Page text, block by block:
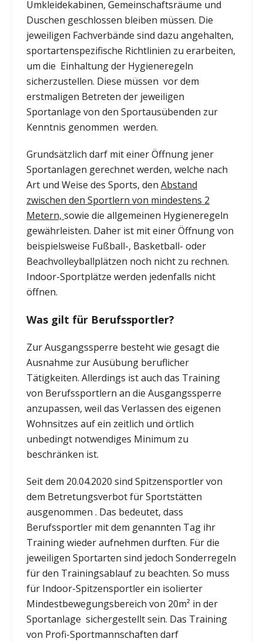
Umkleidekabinen, Gemeinschaftsräume und
Duschen geschlossen bleiben müssen. Die
jeweiligen Fachverbände sind dazu angehalten,
sportartenspezifische Richtlinien zu erarbeiten,
um die Einhaltung der Hygieneregeln
sicherzustellen. Diese müssen vor dem
erstmaligen Betreten der jeweiligen
Sportanlage von den Sportausübenden zur
Kenntnis genommen werden.
Grundsätzlich darf mit einer Öffnung jener
Sportanlagen gerechnet werden, welche nach
Art und Weise des Sports, den Abstand
zwischen den Sportlern von mindestens 2
Metern, sowie die allgemeinen Hygieneregeln
gewährleisten. Daher ist mit einer Öffnung von
beispielsweise Fußball-, Basketball- oder
Beachvolleyballplätzen noch nicht zu rechnen.
Indoor-Sportplätze werden jedenfalls nicht
öffnen.
Was gilt für Berufssportler?
Zur Ausgangssperre besteht wie gesagt die
Ausnahme zur Ausübung beruflicher
Tätigkeiten. Allerdings ist auch das Training
von Berufssportlern an die Ausgangssperre
anzupassen, weil das Verlassen des eigenen
Wohnsitzes auf ein zeitlich und örtlich
unbedingt notwendiges Minimum zu
beschränken ist.
Seit dem 20.04.2020 sind Spitzensportler von
dem Betretungsverbot für Sportstätten
ausgenommen . Das bedeutet, dass
Berufssportler mit dem genannten Tag ihr
Training wieder aufnehmen durften. Für die
jeweiligen Sportarten sind jedoch Sonderregeln
für den Trainingsablauf zu beachten. So muss
für Indoor-Spitzensportler ein isolierter
Mindestbewegungsbereich von 20m² in der
Sportanlage sichergestellt sein. Das Training
von Profi-Sportmannschaften darf